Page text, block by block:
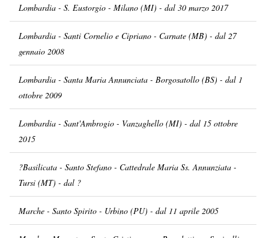
Lombardia - S. Eustorgio - Milano (MI) - dal 30 marzo 2017
Lombardia - Santi Cornelio e Cipriano - Carnate (MB) - dal 27
gennaio 2008
Lombardia - Santa Maria Annunciata - Borgosatollo (BS) - dal 1
ottobre 2009
Lombardia - Sant'Ambrogio - Vanzaghello (MI) - dal 15 ottobre
2015
?Basilicata - Santo Stefano - Cattedrale Maria Ss. Annunziata -
Tursi (MT) - dal ?
Marche - Santo Spirito - Urbino (PU) - dal 11 aprile 2005